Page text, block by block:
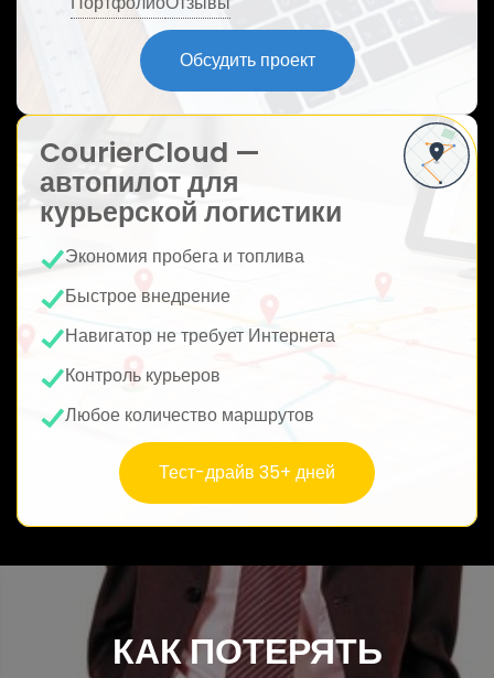
Обсудить проект
CourierCloud —
автопилот для
курьерской логистики
Экономия пробега и топлива
Быстрое внедрение
Навигатор не требует Интернета
Контроль курьеров
Любое количество маршрутов
Тест-драйв 35+ дней
КАК ПОТЕРЯТЬ